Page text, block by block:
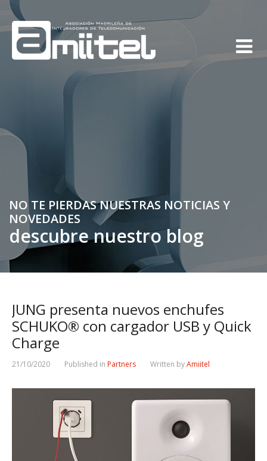
NO TE PIERDAS NUESTRAS NOTICIAS Y
NOVEDADES
descubre nuestro blog
JUNG presenta nuevos enchufes
SCHUKO® con cargador USB y Quick
Charge
21/10/2020 Published in Partners Written byAmiitel